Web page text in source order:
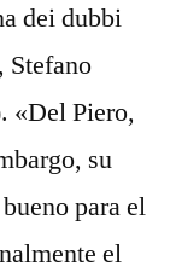
dei dubbi
Stefano
«Del Piero,
su
para el
el